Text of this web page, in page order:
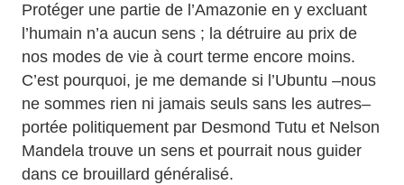
Protéger une partie de l’Amazonie en y excluant
l’humain n’a aucun sens ; la détruire au prix de
nos modes de vie à court terme encore moins.
C’est pourquoi, je me demande si l’Ubuntu –nous
ne sommes rien ni jamais seuls sans les autres–
portée politiquement par Desmond Tutu et Nelson
Mandela trouve un sens et pourrait nous guider
dans ce brouillard généralisé.